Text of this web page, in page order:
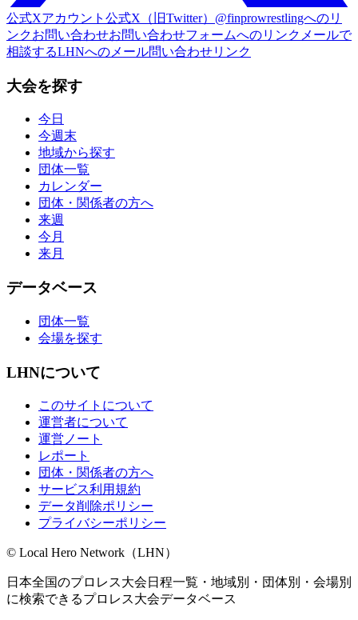
公式Xアカウント 公式X（旧Twitter）@finprowrestlingへのリ
ンクお問い合わせお問い合わせフォームへのリンク メールで
相談するLHNへのメール問い合わせリンク
大会を探す
今日
今週末
地域から探す
団体一覧
カレンダー
団体・関係者の方へ
来週
今月
来月
データベース
団体一覧
会場を探す
LHNについて
このサイトについて
運営者について
運営ノート
レポート
団体・関係者の方へ
サービス利用規約
データ削除ポリシー
プライバシーポリシー
© Local Hero Network（LHN）
日本全国のプロレス大会日程一覧・地域別・団体別・会場別
に検索できるプロレス大会データベース